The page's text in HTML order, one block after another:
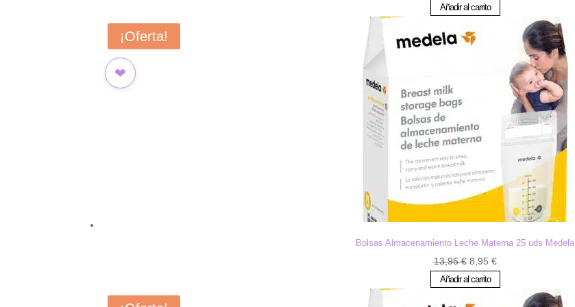
precio
era:
7,95 €.
Añadir al carrito
¡Oferta!
Bolsas Almacenamiento Leche Materna 25 uds Medela
13,95€ El
precio
8,95 €El
Añadir al carrito